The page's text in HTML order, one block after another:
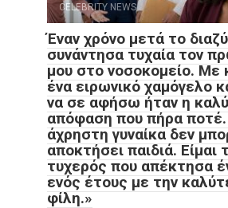
CELEBRITY NEWS
Έναν χρόνο μετά το
συνάντησα τυχαία τον
μου στο νοσοκομείο. Με
ένα ειρωνικό χαμόγελο
να σε αφήσω ήταν η
απόφαση που πήρα
άχρηστη γυναίκα δεν
αποκτήσει παιδιά. Είμαι
τυχερός που απέκτησα
ενός έτους με την
φίλη.»